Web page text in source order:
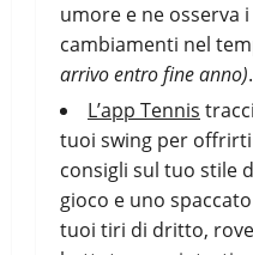
umore e ne osserva i
cambiamenti nel
arrivo entro fine anno).
L’app Tennis
tuoi swing per offrirti
consigli sul tuo stile
gioco e uno
tuoi tiri di dritto,